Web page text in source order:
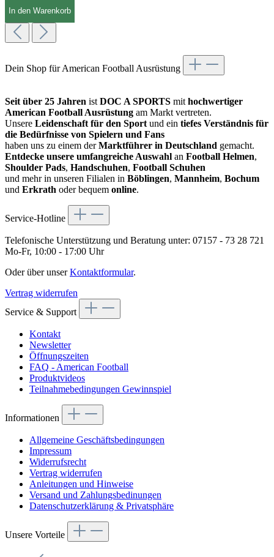
In den Warenkorb
Dein Shop für American Football Ausrüstung
Seit über 25 Jahren ist DOC A SPORTS mit hochwertiger
American Football Ausrüstung am Markt vertreten.
Unsere Leidenschaft für den Sport und ein tiefes Verständnis für
die Bedürfnisse von Spielern und Fans
haben uns zu einem derMarktführer in Deutschland gemacht.
Entdecke unsere umfangreiche Auswahl an Football Helmen,
Shoulder Pads, Handschuhen, Football Schuhen
und mehr in unseren Filialen in Böblingen, Mannheim, Bochum
und Erkrath oder bequem online.
Service-Hotline
Telefonische Unterstützung und Beratung unter: 07157 - 73 28 721
Mo-Fr, 10:00 - 17:00 Uhr
Oder über unserKontaktformular.
Vertrag widerrufen
Service & Support
Kontakt
Newsletter
Öffnungszeiten
FAQ - American Football
Produktvideos
Teilnahmebedingungen Gewinnspiel
Informationen
Allgemeine Geschäftsbedingungen
Impressum
Widerrufsrecht
Vertrag widerrufen
Anleitungen und Hinweise
Versand und Zahlungsbedinungen
Datenschutzerklärung & Privatsphäre
Unsere Vorteile